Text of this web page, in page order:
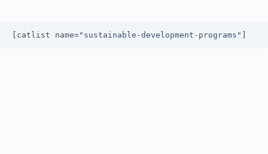
[catlist name="